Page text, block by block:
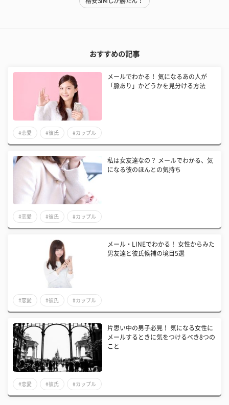
おすすめの記事
メールでわかる！ 気になるあの人が
「脈あり」かどうかを見分ける方法
#恋愛 #彼氏 #カップル
私は女友達なの？ メールでわかる、気
になる彼のほんとの気持ち
#恋愛 #彼氏 #カップル
メール・LINEでわかる！ 女性からみた
男友達と彼氏候補の境目5選
#恋愛 #彼氏 #カップル
片思い中の男子必見！ 気になる女性に
メールするときに気をつけるべき8つの
こと
#恋愛 #彼氏 #カップル